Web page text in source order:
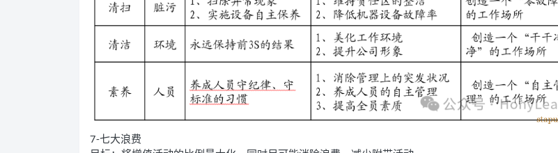
7-七大浪费